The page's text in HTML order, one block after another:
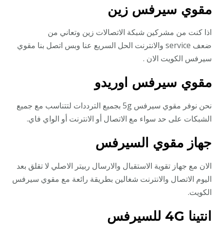
مقوي سيرفس زين
اذا كنت من مشركين شبكة الاتصالات زين وتعاني من
ضعف service والانترنت الحل السريع عنا وبس اتصل بنا مقوي
سيرفس الكويت الان .
مقوي سيرفس اوريدو
نحن نوفر مقوي سيرفس 5g بجميع الترددات لتتناسب مع جميع
الشبكات على حد سواء مع الاتصال أو الانترنت أو الواي فاي.
جهاز مقوي السيرفس
الان مع جهاز تقوية الاستقبال والارسال ربيتر الاصلي لا تقلق بعد
اليوم الاتصال والانترنت شغالين بطريقة رائعة مع مقوي سيرفس
الكويت.
انتينا 4G للسيرفس